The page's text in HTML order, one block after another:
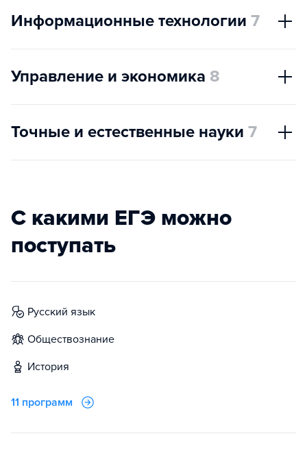
Информационные технологии 7
Управление и экономика 8
Точные и естественные науки 7
С какими ЕГЭ можно
поступать
русский язык
обществознание
история
11 программ